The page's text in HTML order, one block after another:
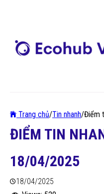
Trang chủ/Tin nhanh/Điểm
ĐIỂM TIN
18/04/2025
18/04/2025